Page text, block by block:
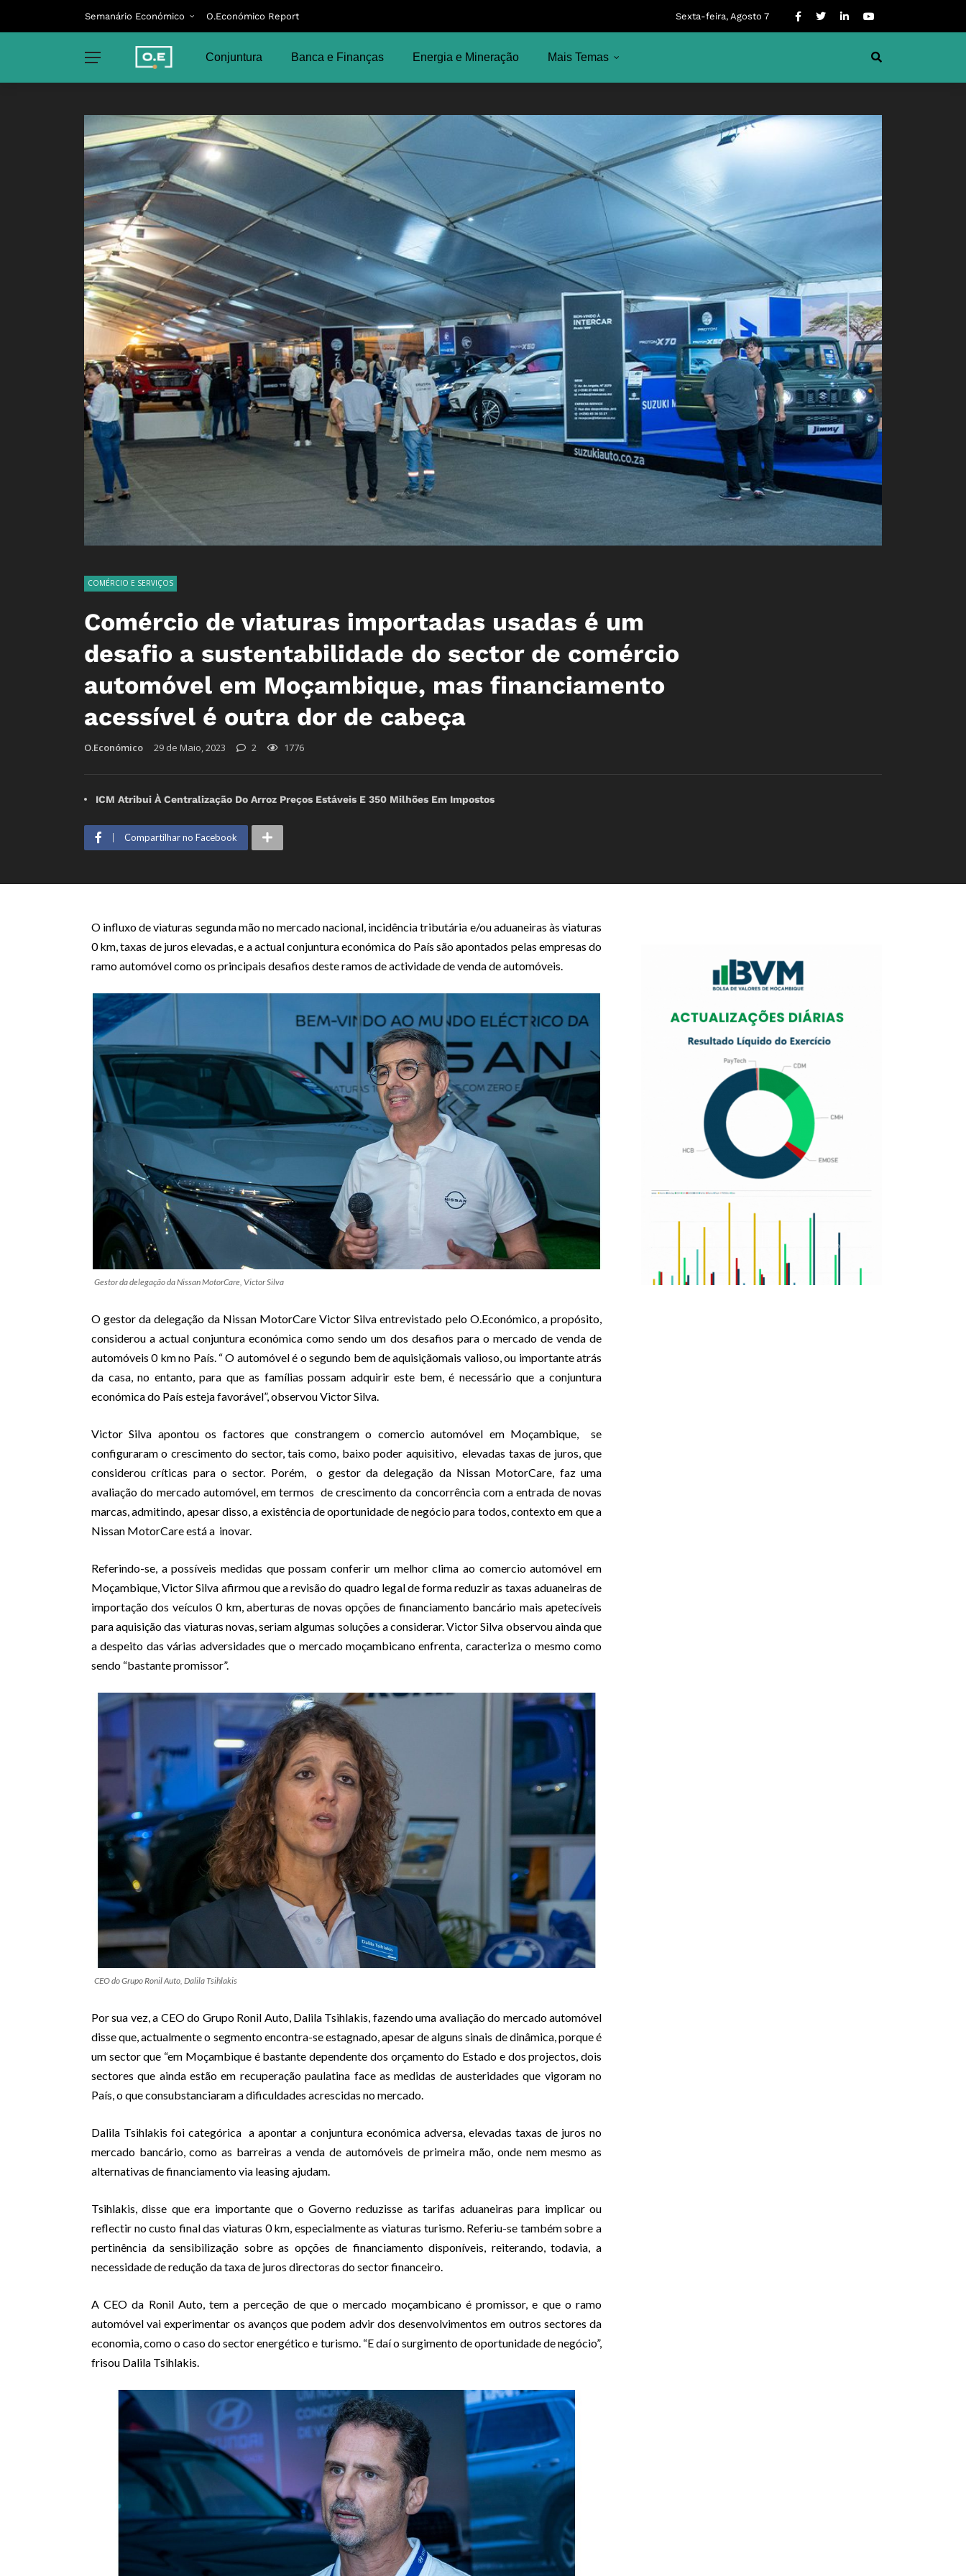
Semanário Económico O.Económico Report Sexta-feira, Agosto 7
Conjuntura Banca e Finanças Energia e Mineração Mais Temas
COMÉRCIO E SERVIÇOS
Comércio de viaturas importadas usadas é um
desafio a sustentabilidade do sector de comércio
automóvel em Moçambique, mas financiamento
acessível é outra dor de cabeça
O.Económico 29 de Maio, 2023 2 1776
ICM Atribui À Centralização Do Arroz Preços Estáveis E 350 Milhões Em Impostos
Compartilhar no Facebook
O influxo de viaturas segunda mão no mercado nacional, incidência tributária e/ou aduaneiras às viaturas
0 km, taxas de juros elevadas, e a actual conjuntura económica do País são apontados pelas empresas do
ramo automóvel como os principais desafios deste ramos de actividade de venda de automóveis.
Gestor da delegação da Nissan MotorCare, Victor Silva
O gestor da delegação da Nissan MotorCare Victor Silva entrevistado pelo O.Económico, a propósito,
considerou a actual conjuntura económica como sendo um dos desafios para o mercado de venda de
automóveis 0 km no País. “ O automóvel é o segundo bem de aquisiçãomais valioso, ou importante atrás
da casa, no entanto, para que as famílias possam adquirir este bem, é necessário que a conjuntura
económica do País esteja favorável”, observou Victor Silva.
Victor Silva apontou os factores que constrangem o comercio automóvel em Moçambique, se
configuraram o crescimento do sector, tais como, baixo poder aquisitivo, elevadas taxas de juros, que
considerou críticas para o sector. Porém, o gestor da delegação da Nissan MotorCare, faz uma
avaliação do mercado automóvel, em termos de crescimento da concorrência com a entrada de novas
marcas, admitindo, apesar disso, a existência de oportunidade de negócio para todos, contexto em que a
Nissan MotorCare está a inovar.
Referindo-se, a possíveis medidas que possam conferir um melhor clima ao comercio automóvel em
Moçambique, Victor Silva afirmou que a revisão do quadro legal de forma reduzir as taxas aduaneiras de
importação dos veículos 0 km, aberturas de novas opções de financiamento bancário mais apetecíveis
para aquisição das viaturas novas, seriam algumas soluções a considerar. Victor Silva observou ainda que
a despeito das várias adversidades que o mercado moçambicano enfrenta, caracteriza o mesmo como
sendo “bastante promissor”.
CEO do Grupo Ronil Auto, Dalila Tsihlakis
Por sua vez, a CEO do Grupo Ronil Auto, Dalila Tsihlakis, fazendo uma avaliação do mercado automóvel
disse que, actualmente o segmento encontra-se estagnado, apesar de alguns sinais de dinâmica, porque é
um sector que “em Moçambique é bastante dependente dos orçamento do Estado e dos projectos, dois
sectores que ainda estão em recuperação paulatina face as medidas de austeridades que vigoram no
País, o que consubstanciaram a dificuldades acrescidas no mercado.
Dalila Tsihlakis foi categórica a apontar a conjuntura económica adversa, elevadas taxas de juros no
mercado bancário, como as barreiras a venda de automóveis de primeira mão, onde nem mesmo as
alternativas de financiamento via leasing ajudam.
Tsihlakis, disse que era importante que o Governo reduzisse as tarifas aduaneiras para implicar ou
reflectir no custo final das viaturas 0 km, especialmente as viaturas turismo. Referiu-se também sobre a
pertinência da sensibilização sobre as opções de financiamento disponíveis, reiterando, todavia, a
necessidade de redução da taxa de juros directoras do sector financeiro.
A CEO da Ronil Auto, tem a perceção de que o mercado moçambicano é promissor, e que o ramo
automóvel vai experimentar os avanços que podem advir dos desenvolvimentos em outros sectores da
economia, como o caso do sector energético e turismo. “E daí o surgimento de oportunidade de negócio”,
frisou Dalila Tsihlakis.